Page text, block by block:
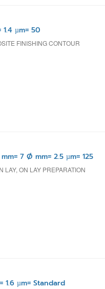
1.4 µm= 50
FINISHING CONTOUR
7 Ø mm= 2.5 µm= 125
LAY, ON LAY PREPARATION
1.6 µm= Standard